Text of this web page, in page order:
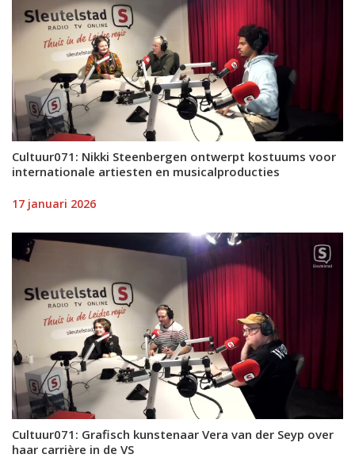
Cultuur071: Nikki Steenbergen ontwerpt kostuums voor
internationale artiesten en musicalproducties
17 januari 2026
Cultuur071: Grafisch kunstenaar Vera van der Seyp over
haar carrière in de VS